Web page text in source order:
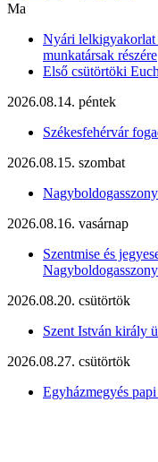
Ma
Nyári
munkatársak részére
Első csütörtöki
2026.08.14. péntek
Székesfehérvár
2026.08.15. szombat
2026.08.16. vasárnap
Szentmise és
2026.08.20. csütörtök
Szent István király
2026.08.27. csütörtök
Egyházmegyés